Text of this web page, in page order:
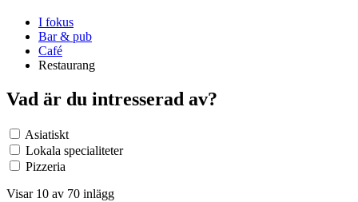
I fokus
Bar & pub
Café
Restaurang
Vad är du intresserad av?
Asiatiskt
Lokala specialiteter
Pizzeria
Visar 10 av 70 inlägg